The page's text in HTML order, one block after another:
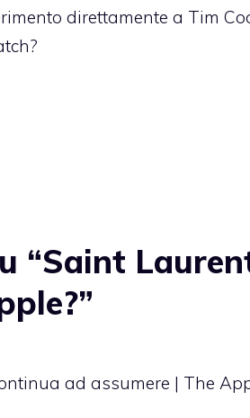
direttamente a Tim
“Saint
ad assumere | The